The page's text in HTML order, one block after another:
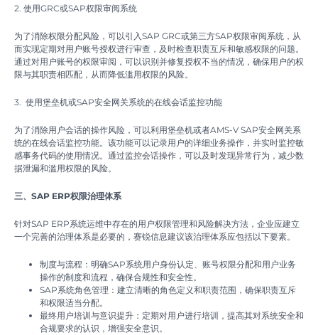
2. 使用GRC或SAP权限审阅系统
为了消除权限分配风险，可以引入SAP GRC或第三方SAP权限审阅系统，从
而实现定期对用户账号授权进行审查，及时检查职责互斥和敏感权限的问题。
通过对用户账号的权限审阅，可以识别并修复授权不当的情况，确保用户的权
限与其职责相匹配，从而降低滥用权限的风险。
3. 使用堡垒机或SAP安全网关系统的在线会话监控功能
为了消除用户会话的操作风险，可以利用堡垒机或者AMS-V SAP安全网关系
统的在线会话监控功能。该功能可以记录用户的详细业务操作，并实时监控敏
感事务代码的使用情况。通过监控会话操作，可以及时发现异常行为，减少数
据泄漏和滥用权限的风险。
三、SAP ERP权限治理体系
针对SAP ERP系统运维中存在的用户权限管理和风险解决方法，企业应建立
一个完善的治理体系是必要的，赛锐信息建议该治理体系应包括以下要素。
制度与流程：明确SAP系统用户身份认定、账号权限分配和用户业务
操作的制度和流程，确保合规性和安全性。
SAP系统角色管理：建立清晰的角色定义和职责范围，确保职责互斥
和权限适当分配。
最终用户培训与意识提升：定期对用户进行培训，提高其对系统安全和
合规要求的认识，增强安全意识。